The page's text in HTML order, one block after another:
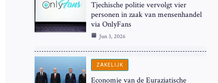
Tjechische politie vervolgt vier
personen in zaak van mensenhandel
via OnlyFans
Jun 3, 2026
ZAKELIJK
Economie van de Euraziatische